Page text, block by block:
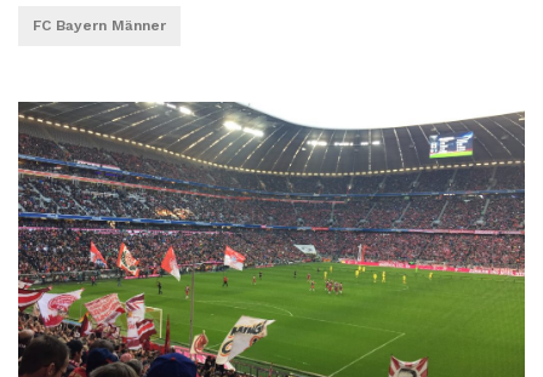
FC Bayern Männer